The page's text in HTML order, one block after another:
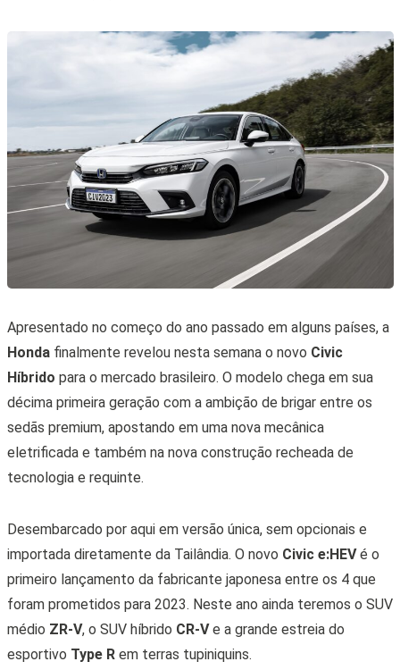
Apresentado no começo do ano passado em alguns países, a
Honda finalmente revelou nesta semana o novo Civic
Híbrido para o mercado brasileiro. O modelo chega em sua
décima primeira geração com a ambição de brigar entre os
sedãs premium, apostando em uma nova mecânica
eletrificada e também na nova construção recheada de
tecnologia e requinte.
Desembarcado por aqui em versão única, sem opcionais e
importada diretamente da Tailândia. O novo Civic e:HEVé o
primeiro lançamento da fabricante japonesa entre os 4 que
foram prometidos para 2023. Neste ano ainda teremos o SUV
médio ZR-V, o SUV híbrido CR-Ve a grande estreia do
esportivo Type R em terras tupiniquins.